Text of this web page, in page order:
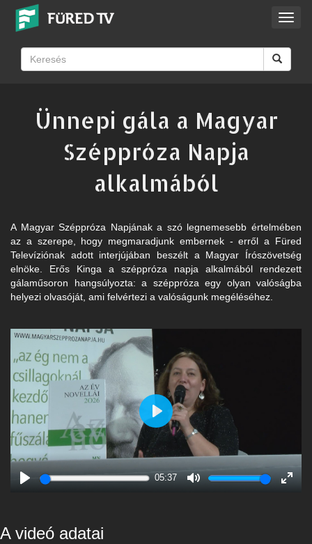
Ünnepi gála a Magyar
Széppróza Napja
alkalmából
A Magyar Széppróza Napjának a szó legnemesebb értelmében
az a szerepe, hogy megmaradjunk embernek - erről a Füred
Televíziónak adott interjújában beszélt a Magyar Írószövetség
elnöke. Erős King​a a széppróza napja alkalmából rendezett
gálaműsoron hangsúlyozta: a széppróza egy olyan valóságba
helyezi olvasóját, ami felvértezi a valóságunk megéléséhez.
05:37
Play
A videó adatai